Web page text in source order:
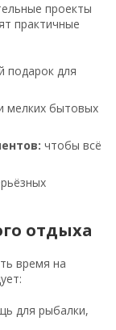
проекты
практичные
подарок для
мелких бытовых
чтобы всё
отдыха
время на
для рыбалки,